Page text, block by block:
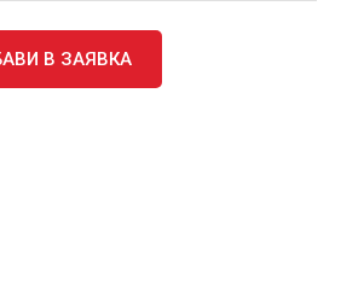
В ЗАЯВКА